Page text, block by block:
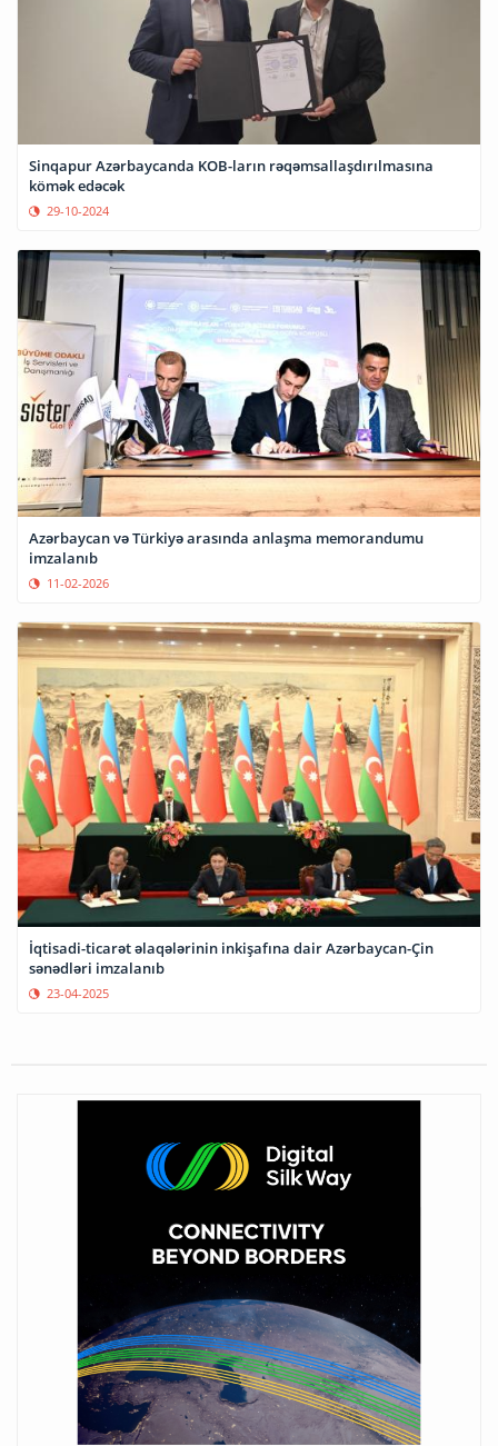
Sinqapur Azərbaycanda KOB-ların rəqəmsallaşdırılmasına
kömək edəcək
29-10-2024
Azərbaycan və Türkiyə arasında anlaşma memorandumu
imzalanıb
11-02-2026
İqtisadi-ticarət əlaqələrinin inkişafına dair Azərbaycan-Çin
sənədləri imzalanıb
23-04-2025